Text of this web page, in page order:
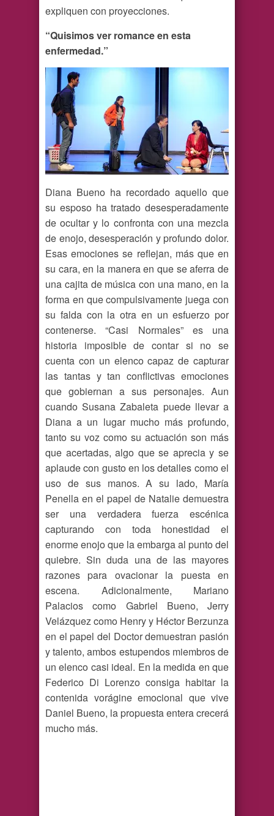
expliquen con proyecciones.
“Quisimos ver romance en esta
enfermedad.”
Diana Bueno ha recordado aquello que
su esposo ha tratado desesperadamente
de ocultar y lo confronta con una mezcla
de enojo, desesperación y profundo dolor.
Esas emociones se reflejan, más que en
su cara, en la manera en que se aferra de
una cajita de música con una mano, en la
forma en que compulsivamente juega con
su falda con la otra en un esfuerzo por
contenerse. “Casi Normales” es una
historia imposible de contar si no se
cuenta con un elenco capaz de capturar
las tantas y tan conflictivas emociones
que gobiernan a sus personajes. Aun
cuando Susana Zabaleta puede llevar a
Diana a un lugar mucho más profundo,
tanto su voz como su actuación son más
que acertadas, algo que se aprecia y se
aplaude con gusto en los detalles como el
uso de sus manos. A su lado, María
Penella en el papel de Natalie demuestra
ser una verdadera fuerza escénica
capturando con toda honestidad el
enorme enojo que la embarga al punto del
quiebre. Sin duda una de las mayores
razones para ovacionar la puesta en
escena. Adicionalmente, Mariano
Palacios como Gabriel Bueno, Jerry
Velázquez como Henry y Héctor Berzunza
en el papel del Doctor demuestran pasión
y talento, ambos estupendos miembros de
un elenco casi ideal. En la medida en que
Federico Di Lorenzo consiga habitar la
contenida vorágine emocional que vive
Daniel Bueno, la propuesta entera crecerá
mucho más.